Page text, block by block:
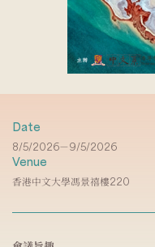
Date
8/5/2026－9/5/2026
Venue
香港中文大學馮景禧樓220